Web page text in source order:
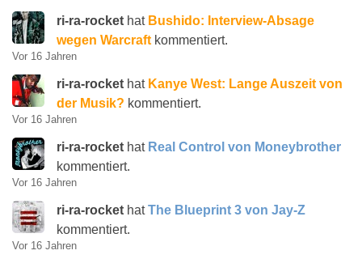
ri-ra-rocket hat Bushido: Interview-Absage
wegen Warcraft kommentiert.
Vor 16 Jahren
ri-ra-rocket hat Kanye West: Lange Auszeit von
der Musik? kommentiert.
Vor 16 Jahren
ri-ra-rocket hat Real Control von Moneybrother
kommentiert.
Vor 16 Jahren
ri-ra-rocket hatThe Blueprint 3 von Jay-Z
kommentiert.
Vor 16 Jahren